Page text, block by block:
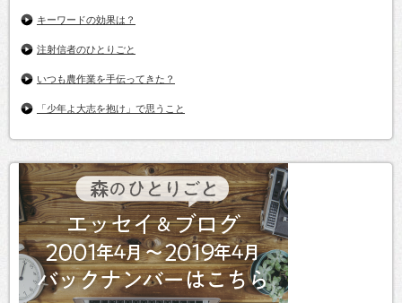
キーワードの効果は？
注射信者のひとりごと
いつも農作業を手伝ってきた？
「少年よ大志を抱け」で思うこと